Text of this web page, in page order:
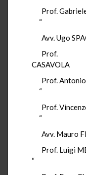
Prof.
“
Avv.
Prof.
Prof.
“
Prof.
“
Avv.
Prof.
“